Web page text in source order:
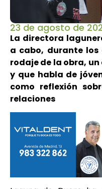
23 de agosto de
La directora
a cabo, durante los
rodaje de la obra,
y que habla de
como reflexión
relaciones